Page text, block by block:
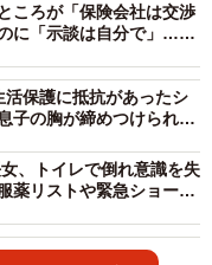
ころが「保険会社は交渉
に「示談は自分で」…直
保護に抵抗があったシ
子の胸が締めつけられる
、トイレで倒れ意識を失
薬リストや緊急ショート